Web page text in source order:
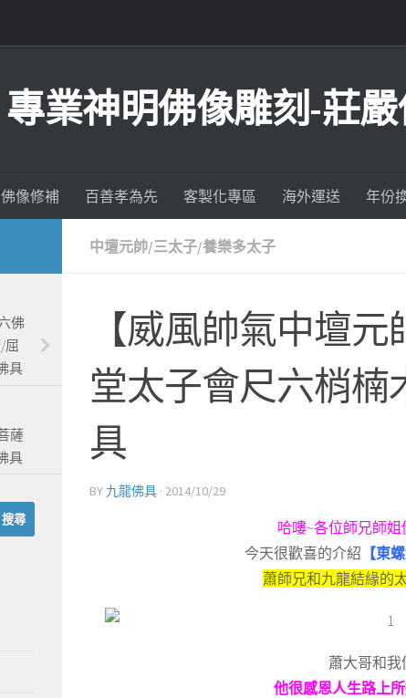
專業神明佛像雕刻-莊
佛像修補 百善孝為先 客製化專區 海外運送 年份
中壇元帥/三太子/養樂多太子
【威風帥氣中壇
堂太子會尺六梢楠
具
BY 九龍佛具 · 2014/10/29
哈嘍~各位師兄師
今天很歡喜的介紹 【東
蕭師兄和九龍結緣的
蕭大哥和我
他很感恩人生路上
佛
屈
具
薩
具